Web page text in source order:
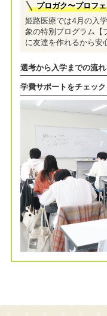
プロガク〜プロフ
姫路医療では4月の入
象の特別プログラム【
に友達を作れるから安
選考から入学までの流れ
学費サポートをチェック